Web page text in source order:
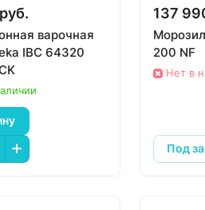
варочная
IBC 64320
137
200 NF
Нет в
Под